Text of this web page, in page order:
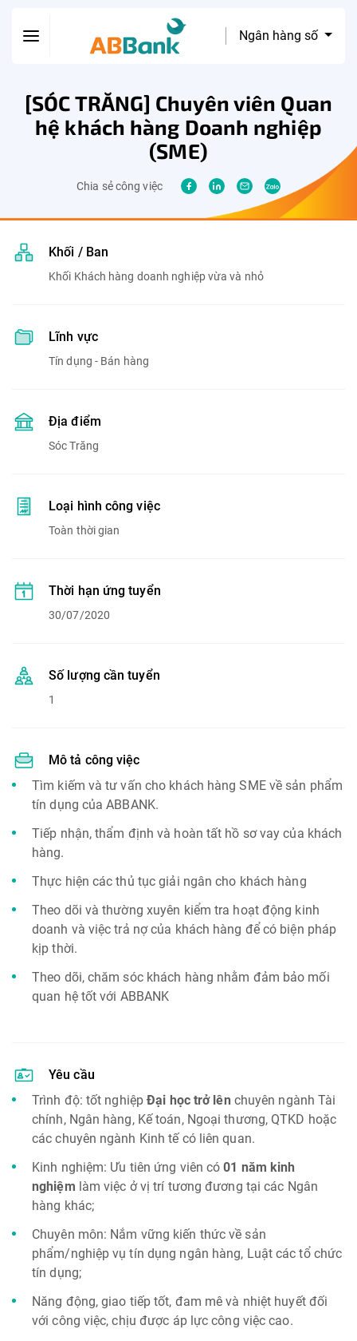
Ngân hàng số
[SÓC TRĂNG] Chuyên viên Quan
hệ khách hàng Doanh nghiệp
(SME)
Chia sẻ công việc
Khối / Ban
Khối Khách hàng doanh nghiệp vừa và nhỏ
Lĩnh vực
Tín dụng - Bán hàng
Địa điểm
Sóc Trăng
Loại hình công việc
Toàn thời gian
Thời hạn ứng tuyển
30/07/2020
Số lượng cần tuyển
1
Mô tả công việc
Tìm kiếm và tư vấn cho khách hàng SME về sản phẩm
tín dụng của ABBANK.
Tiếp nhận, thẩm định và hoàn tất hồ sơ vay của khách
hàng.
Thực hiện các thủ tục giải ngân cho khách hàng
Theo dõi và thường xuyên kiểm tra hoạt động kinh
doanh và việc trả nợ của khách hàng để có biện pháp
kịp thời.
Theo dõi, chăm sóc khách hàng nhằm đảm bảo mối
quan hệ tốt với ABBANK
Yêu cầu
Trình độ: tốt nghiệpĐại học trở lên chuyên ngành Tài
chính, Ngân hàng, Kế toán, Ngoại thương, QTKD hoặc
các chuyên ngành Kinh tế có liên quan.
Kinh nghiệm: Ưu tiên ứng viên có01 năm kinh
nghiệm làm việc ở vị trí tương đương tại các Ngân
hàng khác;
Chuyên môn: Nắm vững kiến thức về sản
phẩm/nghiệp vụ tín dụng ngân hàng, Luật các tổ chức
tín dụng;
Năng động, giao tiếp tốt, đam mê và nhiệt huyết đối
với công việc, chịu được áp lực công việc cao.